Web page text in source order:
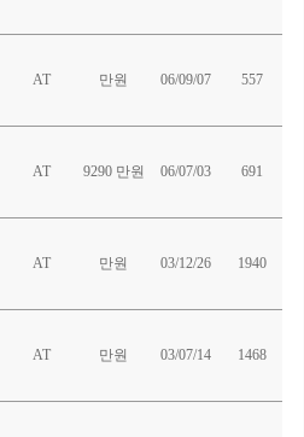
AT 만원 06/09/07 557
AT 9290 만원 06/07/03 691
AT 만원 03/12/26 1940
AT 만원 03/07/14 1468